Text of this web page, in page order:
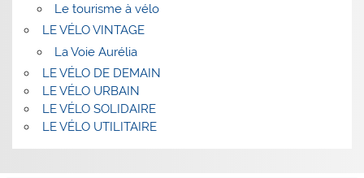
Le tourisme à vélo
LE VÉLO VINTAGE
La Voie Aurélia
LE VÉLO DE DEMAIN
LE VÉLO URBAIN
LE VÉLO SOLIDAIRE
LE VÉLO UTILITAIRE